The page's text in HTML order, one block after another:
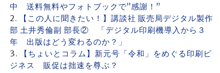
中 送料無料やフォトブックで”感謝！”
【この人に聞きたい！】講談社 販売局デジタル製作
部 土井秀倫副 部長② 「デジタル印刷機導入から３
年 出版はどう変わるのか？」
【ちょいとコラム】新元号「令和」をめぐる印刷ビ
ジネス 販促は拙速を尊ぶ？